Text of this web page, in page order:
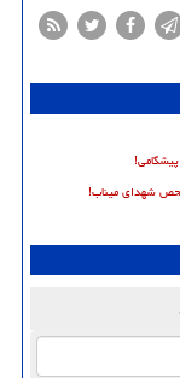
شهدای میناب!